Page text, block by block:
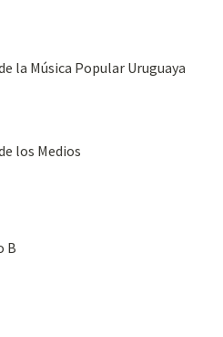
la Música Popular Uruguaya
los Medios
B